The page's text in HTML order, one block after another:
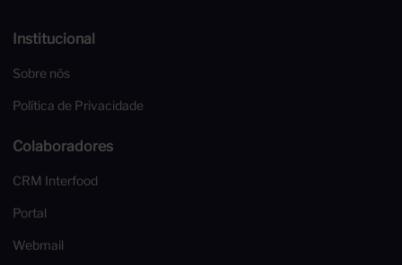
Institucional
Sobre nós
Política de Privacidade
Colaboradores
CRM Interfood
Portal
Webmail